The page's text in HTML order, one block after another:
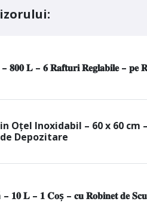
– 𝟖𝟎𝟎 𝐋 – 𝟔 𝐑𝐚𝐟𝐭𝐮𝐫𝐢 𝐑𝐞𝐠𝐥𝐚𝐛𝐢𝐥𝐞 – 𝐩𝐞
Oțel Inoxidabil – 60 x 60 cm
Depozitare
– 𝟏𝟎 𝐋 – 𝟏 𝐂𝐨ș – 𝐜𝐮 𝐑𝐨𝐛𝐢𝐧𝐞𝐭 𝐝𝐞